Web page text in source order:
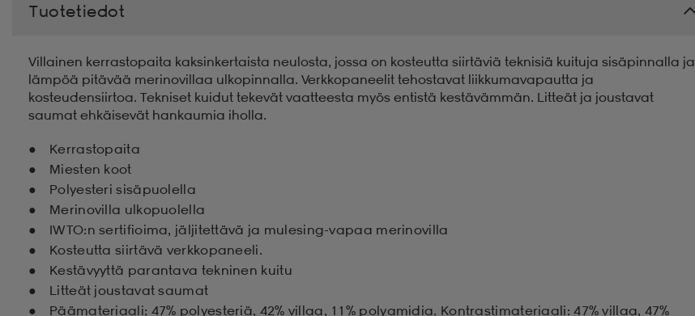
Tuotetiedot
Villainen kerrastopaita kaksinkertaista neulosta, jossa on kosteutta siirtäviä teknisiä kuituja sisäpinnalla ja
lämpöä pitävää merinovillaa ulkopinnalla. Verkkopaneelit tehostavat liikkumavapautta ja
kosteudensiirtoa. Tekniset kuidut tekevät vaatteesta myös entistä kestävämmän. Litteät ja joustavat
saumat ehkäisevät hankaumia iholla.
Kerrastopaita
Miesten koot
Polyesteri sisäpuolella
Merinovilla ulkopuolella
IWTO:n sertifioima, jäljitettävä ja mulesing-vapaa merinovilla
Kosteutta siirtävä verkkopaneeli.
Kestävyyttä parantava tekninen kuitu
Litteät joustavat saumat
Päämateriaali: 47% polyesteriä, 42% villaa, 11% polyamidia. Kontrastimateriaali: 47% villaa, 47%